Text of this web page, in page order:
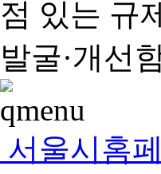
점 있는 규
발굴·개선
서울시홈